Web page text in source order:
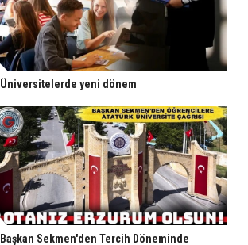
Üniversitelerde yeni dönem
Başkan Sekmen'den Tercih Döneminde